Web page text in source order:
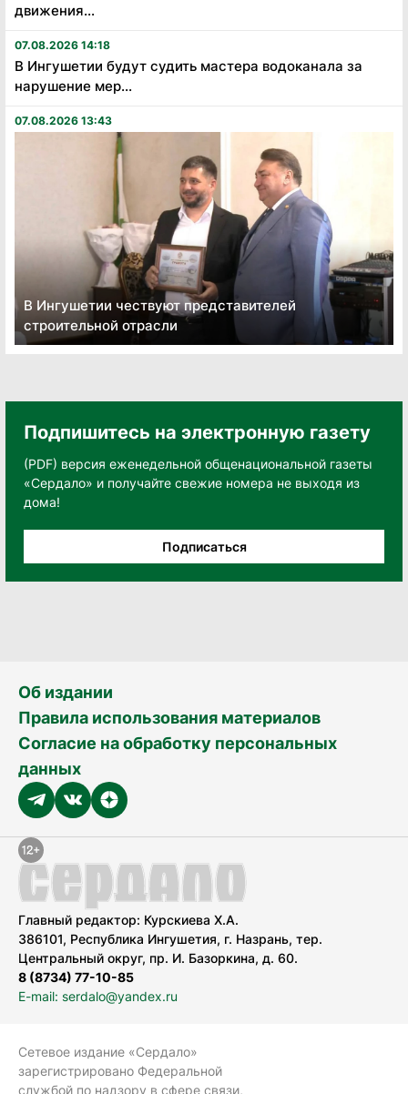
движения...
07.08.2026 14:18
В Ингушетии будут судить мастера водоканала за
нарушение мер...
07.08.2026 13:43
В Ингушетии чествуют представителей
строительной отрасли
Подпишитесь на электронную газету
(PDF) версия еженедельной общенациональной газеты
«Сердало» и получайте свежие номера не выходя из
дома!
Подписаться
Об издании
Правила использования материалов
Согласие на обработку персональных
данных
Главный редактор: Курскиева Х.А.
386101, Республика Ингушетия, г. Назрань, тер.
Центральный округ, пр. И. Базоркина, д. 60.
8 (8734) 77-10-85
E-mail: serdalo@yandex.ru
Сетевое издание «Сердало»
зарегистрировано Федеральной
службой по надзору в сфере связи,